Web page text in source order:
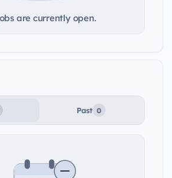
are currently open.
Past 0